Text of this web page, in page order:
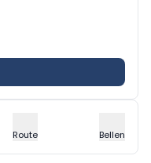
Route Bellen